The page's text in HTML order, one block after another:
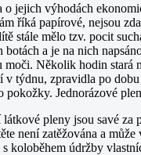
o jejich výhodách
říká papírové, nejsou
stále mělo tzv. pocit
botách a je na nich
moči. Několik hodin stará
v týdnu, zpravidla po
pokožky. Jednorázové
pleny jsou savé za
není zatěžována a
koloběhem údržby